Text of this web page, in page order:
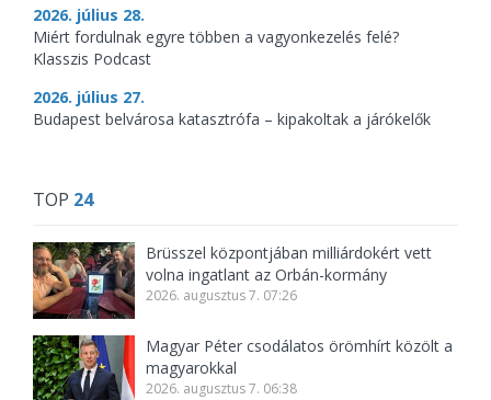
2026. július 28.
Miért fordulnak egyre többen a vagyonkezelés felé?
Klasszis Podcast
2026. július 27.
Budapest belvárosa katasztrófa – kipakoltak a járókelők
TOP 24
Brüsszel központjában milliárdokért vett
volna ingatlant az Orbán-kormány
2026. augusztus 7. 07:26
Magyar Péter csodálatos örömhírt közölt a
magyarokkal
2026. augusztus 7. 06:38